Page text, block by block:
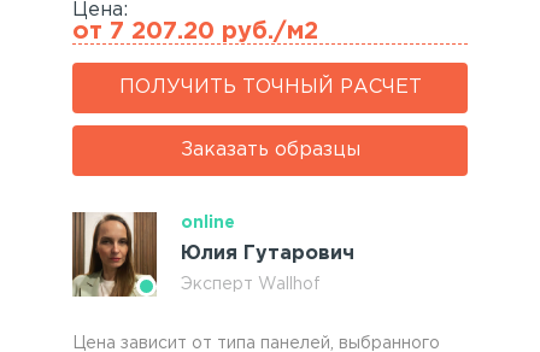
Цена:
от 7 207.20 руб./м2
ПОЛУЧИТЬ ТОЧНЫЙ РАСЧЕТ
Заказать образцы
online
Юлия Гутарович
Эксперт Wallhof
Цена зависит от типа панелей, выбранного